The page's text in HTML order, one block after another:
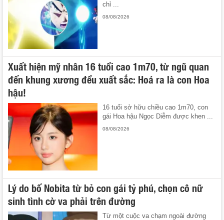
chỉ ...
08/08/2026
Xuất hiện mỹ nhân 16 tuổi cao 1m70, từ ngũ quan
đến khung xương đều xuất sắc: Hoá ra là con Hoa
hậu!
16 tuổi sở hữu chiều cao 1m70, con
gái Hoa hậu Ngọc Diễm được khen ...
08/08/2026
Lý do bố Nobita từ bỏ con gái tỷ phú, chọn cô nữ
sinh tình cờ va phải trên đường
Từ một cuộc va chạm ngoài đường